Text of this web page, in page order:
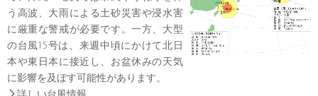
う高波、大雨による土砂災害や浸水害
に厳重な警戒が必要です。一方、大型
の台風15号は、来週中頃にかけて北日
本や東日本に接近し、お盆休みの天気
に影響を及ぼす可能性があります。